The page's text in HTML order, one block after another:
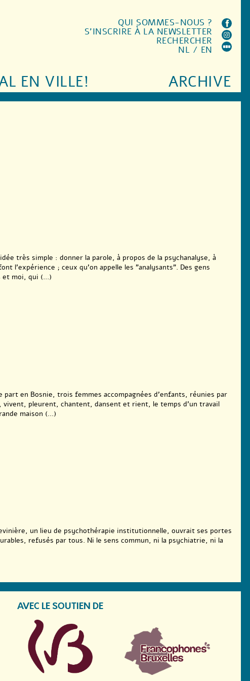
EN VILLE! ARCHIVE
QUI SOMMES-NOUS ?
S'INSCRIRE À LA NEWSLETTER
RECHERCHER
NL / EN
très simple : donner la parole, à propos de la psychanalyse, à
l’expérience ; ceux qu’on appelle les "analysants". Des gens
et moi, qui (...)
part en Bosnie, trois femmes accompagnées d’enfants, réunies par
vivent, pleurent, chantent, dansent et rient, le temps d’un travail
maison (...)
un lieu de psychothérapie institutionnelle, ouvrait ses portes
refusés par tous. Ni le sens commun, ni la psychiatrie, ni la
AVEC LE SOUTIEN DE